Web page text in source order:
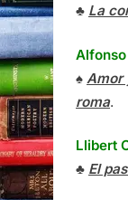
♣ La
♠ Amor
roma.
Llibert
♣ El